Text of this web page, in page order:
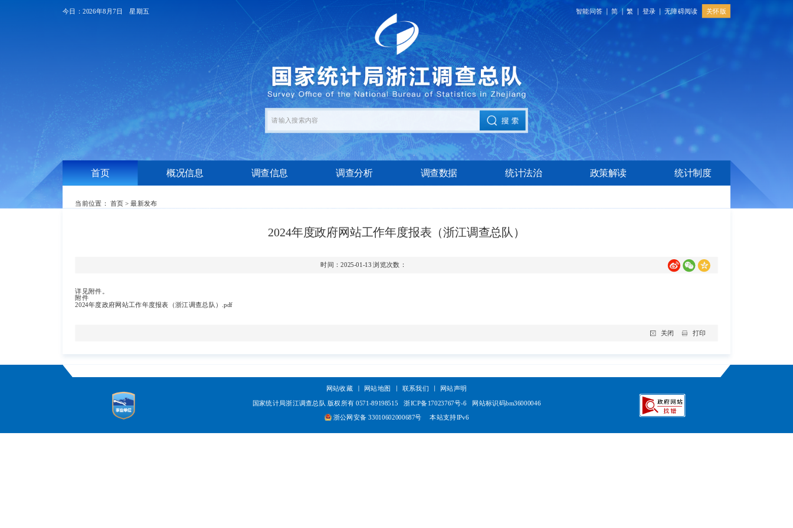
今日：2026年8月7日 星期五 智能问答 简 繁 登录 无障碍阅读 关怀版
首页 概况信息 调查信息 调查分析 调查数据 统计法治 政策解读 统计制度
当前位置： 首页>最新发布
2024年度政府网站工作年度报表（浙江调查总队）
时间：2025-01-13浏览次数：
详见附件。
附件
2024年度政府网站工作年度报表（浙江调查总队）.pdf
打印
关闭
网站收藏 网站地图 联系我们 网站声明
国家统计局浙江调查总队 版权所有 0571-89198515 浙ICP备17023767号-6
网站标识码bm36000046
浙公网安备 33010602000687号
本站支持IPv6